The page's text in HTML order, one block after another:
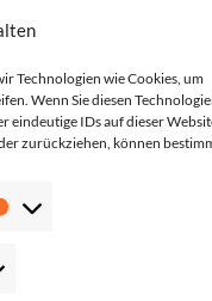
Technologien wie Cookies, um
Wenn Sie diesen
eindeutige IDs auf dieser
zurückziehen, können
Vorlieben